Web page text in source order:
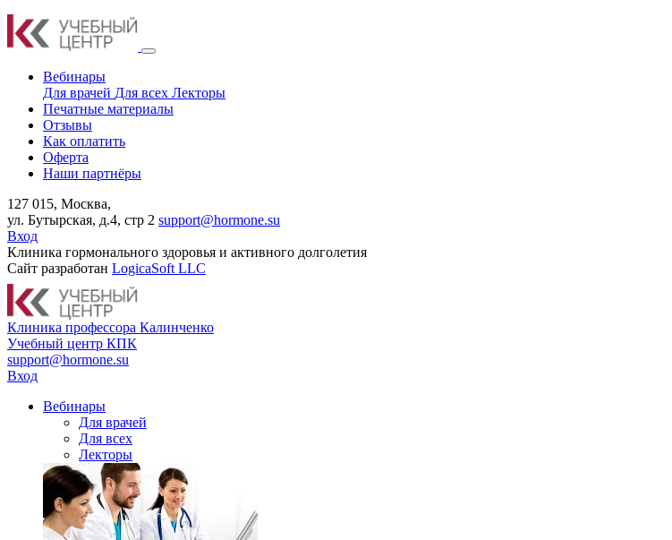
Вебинары
Для врачей Для всех Лекторы
Печатные материалы
Отзывы
Как оплатить
Оферта
Наши партнёры
127 015, Москва,
ул. Бутырская, д.4, стр 2 support@hormone.su
Вход
Клиника гормонального здоровья и активного долголетия
Сайт разработан LogicaSoft LLC
Клиника профессора Калинченко
Учебный центр КПК
support@hormone.su
Вход
Вебинары
Для врачей
Для всех
Лекторы